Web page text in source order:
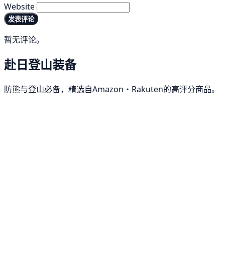
Website
发表评论
暂无评论。
赴日登山装备
防熊与登山必备，精选自Amazon・Rakuten的高评分商品。